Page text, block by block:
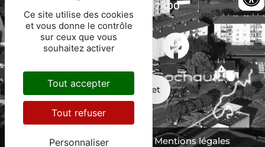
Et de 13h30 à 17h00
Nous écrire
Mon trajet
Protection des données Mentions légales
Ce site utilise des cookies
et vous donne le contrôle
sur ceux que vous
souhaitez activer
Tout accepter
Tout refuser
Personnaliser